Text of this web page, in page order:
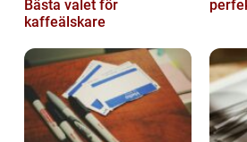
Bästa valet för
kaffeälskare